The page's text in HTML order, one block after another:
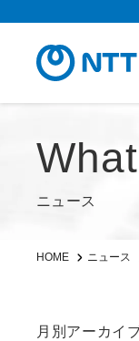
ニュース
HOME ニュース
月別アーカイ